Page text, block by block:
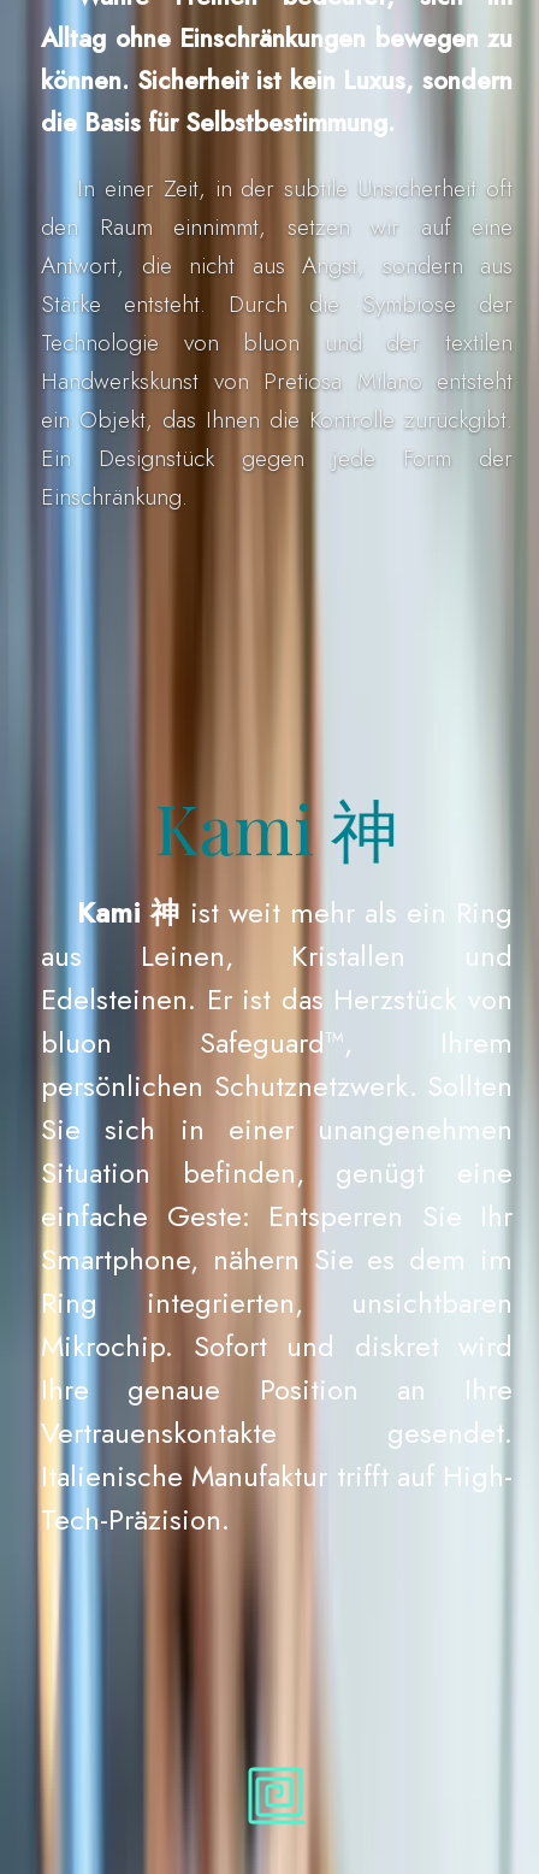
Alltag ohne Einschränkungen bewegen zu
können. Sicherheit ist kein Luxus, sondern
die Basis für Selbstbestimmung.
In einer Zeit, in der subtile Unsicherheit oft
den Raum einnimmt, setzen wir auf eine
Antwort, die nicht aus Angst, sondern aus
Stärke entsteht. Durch die Symbiose der
Technologie von bluon und der textilen
Handwerkskunst von Pretiosa Milano entsteht
ein Objekt, das Ihnen die Kontrolle zurückgibt.
Ein Designstück gegen jede Form der
Einschränkung.
Kami 神
Kami 神 ist weit mehr als ein Ring
aus Leinen, Kristallen und
Edelsteinen. Er ist das Herzstück von
bluon Safeguard™, Ihrem
persönlichen Schutznetzwerk. Sollten
Sie sich in einer unangenehmen
Situation befinden, genügt eine
einfache Geste: Entsperren Sie Ihr
Smartphone, nähern Sie es dem im
Ring integrierten, unsichtbaren
Mikrochip. Sofort und diskret wird
Ihre genaue Position an Ihre
Vertrauenskontakte gesendet.
Italienische Manufaktur trifft auf High-
Tech-Präzision.